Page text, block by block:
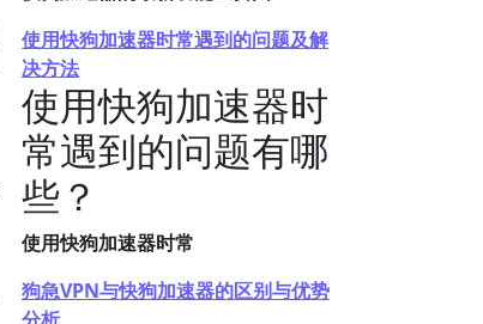
使用快狗加速器时常遇到的问题及解
决方法
使用快狗加速器时
常遇到的问题有哪
些？
使用快狗加速器时常
狗急VPN与快狗加速器的区别与优势